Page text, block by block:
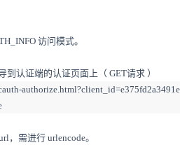
访问模式。
到 认证端的认证页面上（ GET请求 ）
，需进行 urlencode。